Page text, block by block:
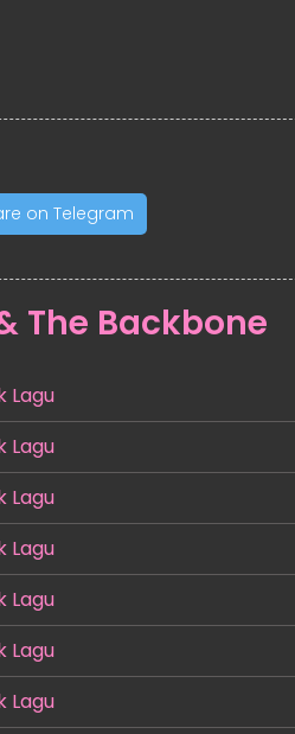
on Telegram
The Backbone
Lagu
Lagu
Lagu
Lagu
Lagu
Lagu
Lagu